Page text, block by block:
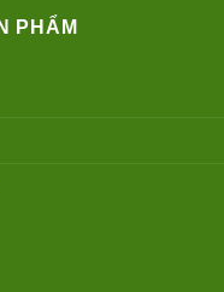
PHẨM